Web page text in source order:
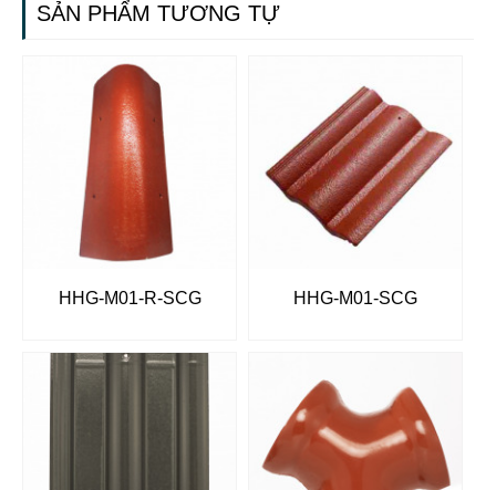
SẢN PHẨM TƯƠNG TỰ
HHG-M01-R-SCG HHG-M01-SCG